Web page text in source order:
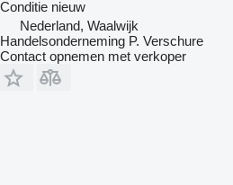
Conditie nieuw
Nederland, Waalwijk
Handelsonderneming P. Verschure
Contact opnemen met verkoper